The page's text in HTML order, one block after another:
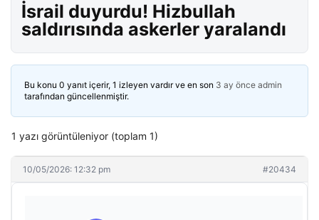
İsrail duyurdu! Hizbullah
saldırısında askerler yaralandı
Bu konu 0 yanıt içerir, 1 izleyen vardır ve en son 3 ay önce admin
tarafından güncellenmiştir.
1 yazı görüntüleniyor (toplam 1)
10/05/2026: 12:32 pm #20434